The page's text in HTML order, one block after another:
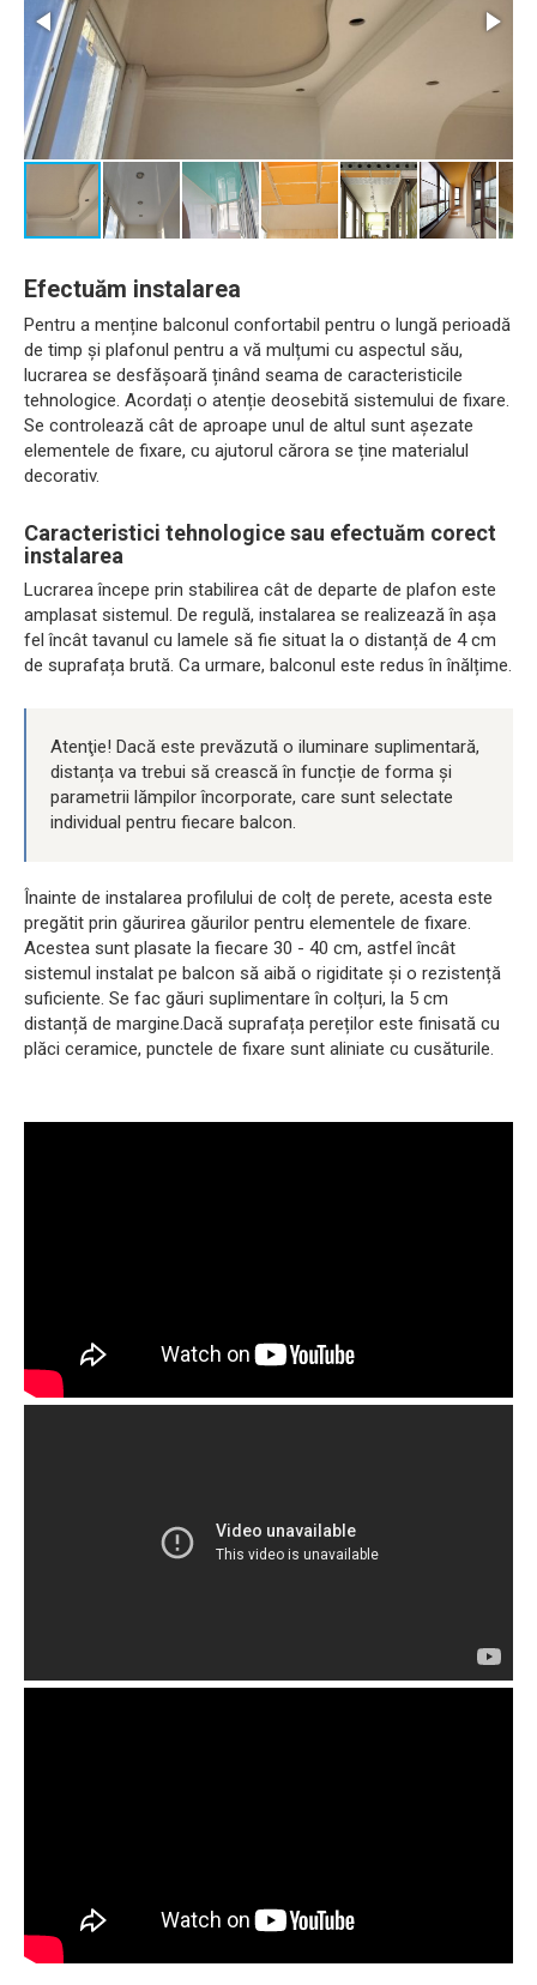
Efectuăm instalarea
Pentru a menține balconul confortabil pentru o lungă perioadă
de timp și plafonul pentru a vă mulțumi cu aspectul său,
lucrarea se desfășoară ținând seama de caracteristicile
tehnologice. Acordați o atenție deosebită sistemului de fixare.
Se controlează cât de aproape unul de altul sunt așezate
elementele de fixare, cu ajutorul cărora se ține materialul
decorativ.
Caracteristici tehnologice sau efectuăm corect
instalarea
Lucrarea începe prin stabilirea cât de departe de plafon este
amplasat sistemul. De regulă, instalarea se realizează în așa
fel încât tavanul cu lamele să fie situat la o distanță de 4 cm
de suprafața brută. Ca urmare, balconul este redus în înălțime.
Atenţie! Dacă este prevăzută o iluminare suplimentară,
distanța va trebui să crească în funcție de forma și
parametrii lămpilor încorporate, care sunt selectate
individual pentru fiecare balcon.
Înainte de instalarea profilului de colț de perete, acesta este
pregătit prin găurirea găurilor pentru elementele de fixare.
Acestea sunt plasate la fiecare 30 - 40 cm, astfel încât
sistemul instalat pe balcon să aibă o rigiditate și o rezistență
suficiente. Se fac găuri suplimentare în colțuri, la 5 cm
distanță de margine.Dacă suprafața pereților este finisată cu
plăci ceramice, punctele de fixare sunt aliniate cu cusăturile.